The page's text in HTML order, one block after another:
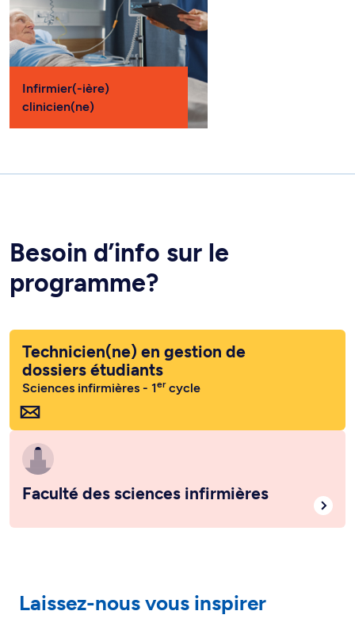
Infirmier(-ière)
clinicien(ne)
Besoin d’info sur le
programme?
Technicien(ne) en gestion de
dossiers étudiants
Sciences infirmières - 1ercycle
Faculté des sciences infirmières
Laissez-nous vous inspirer